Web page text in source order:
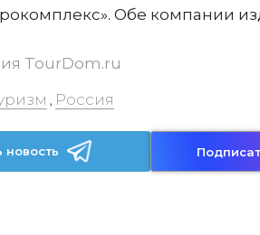
Обе компании
TourDom.ru
, Россия
новость